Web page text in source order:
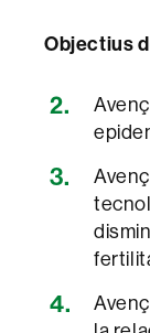
Objectius